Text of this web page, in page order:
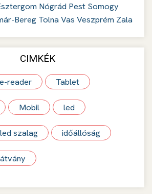
Nógrád Pest Somogy
Bereg Tolna Vas Veszprém Zala
CIMKÉK
e-reader Tablet
Mobil led
led szalag időállóság